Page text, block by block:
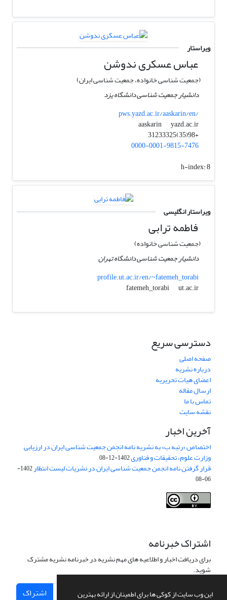
این وب سایت از کوکی ها برای اطمینان از ارائه بهترین
ویراستار
عباس عسکری ندوشن
(جمعیت شناسی خانواده، جمعیت شناسی ایران)
دانشیار جمعیت شناسی دانشگاه یزد
pws.yazd.ac.ir/aaskarin/en/
aaskarin
yazd.ac.ir
+98(35)31233325
0000-0001-9815-7476
h-index:8
ویراستار انگلیسی
فاطمه ترابی
(جمعیت شناسی خانواده)
دانشیار جمعیت شناسی دانشگاه تهران
profile.ut.ac.ir/en/~fatemeh_torabi
fatemeh_torabi
ut.ac.ir
دسترسی سریع
صفحه اصلی
درباره نشریه
اعضای هیات تحریریه
ارسال مقاله
تماس با ما
نقشه سایت
آخرین اخبار
اختصاص «رتبه ب» به نشریه نامه انجمن جمعیت شناسی ایران در ارزیابی
وزارت علوم، تحقیقات و فناوری1402-12-08
قرار گرفتن نامه انجمن جمعیت شناسی ایران در نشریات لیست انتظار
1402-
06-08
اشتراک خبرنامه
برای دریافت اخبار و اطلاعیه های مهم نشریه در خبرنامه نشریه مشترک
شوید.
اشتراک